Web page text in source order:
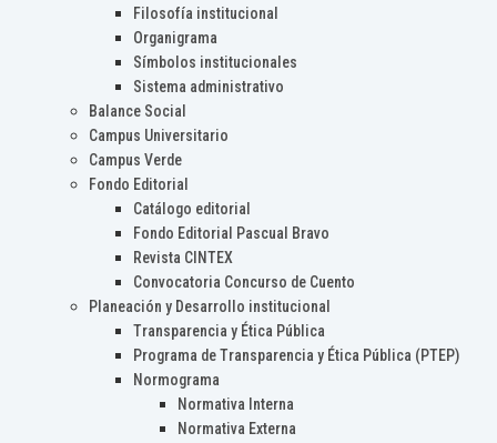
Filosofía institucional
Organigrama
Símbolos institucionales
Sistema administrativo
Balance Social
Campus Universitario
Campus Verde
Fondo Editorial
Catálogo editorial
Fondo Editorial Pascual Bravo
Revista CINTEX
Convocatoria Concurso de Cuento
Planeación y Desarrollo institucional
Transparencia y Ética Pública
Programa de Transparencia y Ética Pública (PTEP)
Normograma
Normativa Interna
Normativa Externa